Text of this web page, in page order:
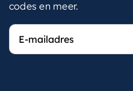
codes en meer.
E-
mailadres